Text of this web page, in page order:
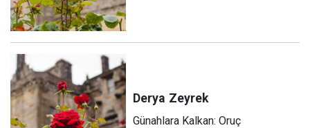
Derya Zeyrek
Günahlara Kalkan: Oruç